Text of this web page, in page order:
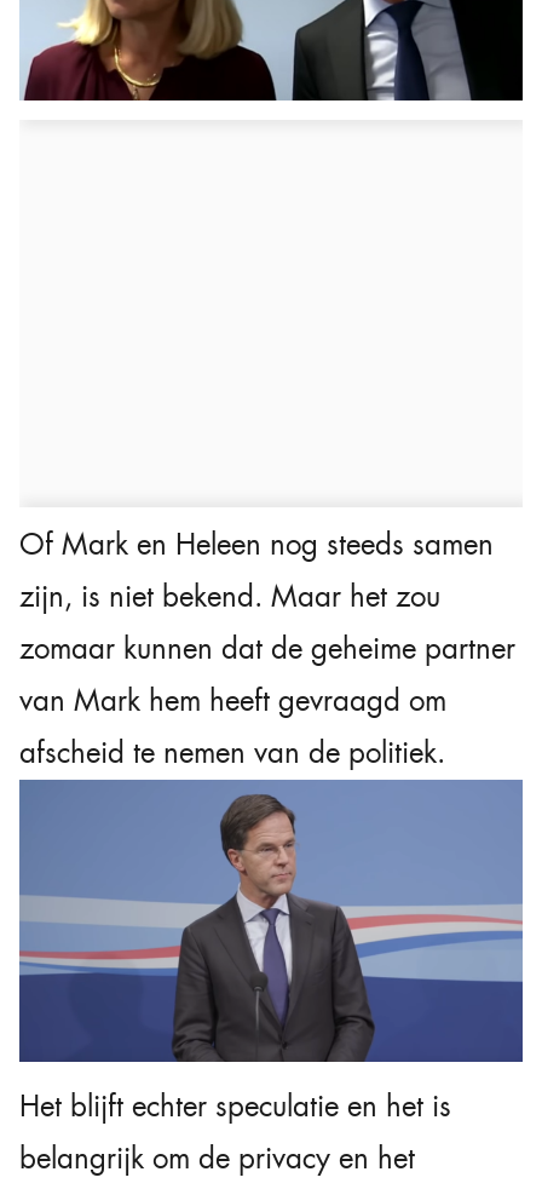
Of Mark en Heleen nog steeds samen
zijn, is niet bekend. Maar het zou
zomaar kunnen dat de geheime partner
van Mark hem heeft gevraagd om
afscheid te nemen van de politiek.
Het blijft echter speculatie en het is
belangrijk om de privacy en het